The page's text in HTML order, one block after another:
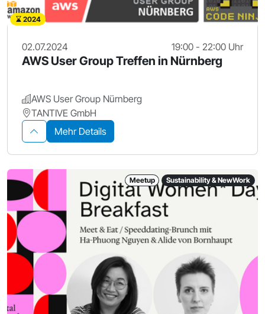
2024
02.07.2024 19:00 - 22:00 Uhr
AWS User Group Treffen in Nürnberg
AWS User Group Nürnberg
TANTIVE GmbH
Mehr Details
Meetup Sustainability & NewWork